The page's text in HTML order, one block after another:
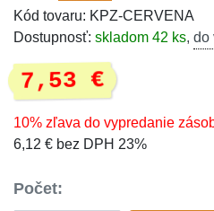
Kód tovaru: KPZ-CERVENA
Dostupnosť: skladom 42 ks, do
7,53 €
10% zľava do vypredanie
6,12 € bez DPH 23%
Počet: